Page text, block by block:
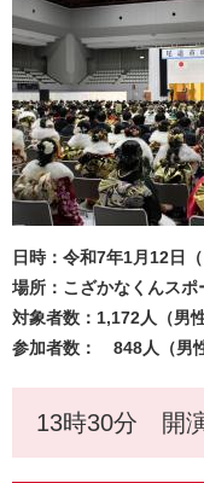
日時：令和7年1月12日
場所：こざかなくんス
対象者数：1,172人（男
参加者数： 848人（男
13時30分 開